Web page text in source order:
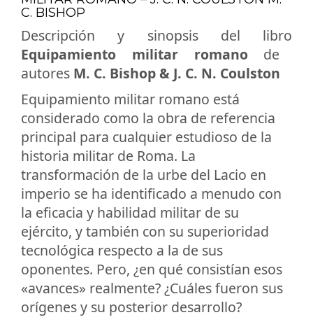
C. BISHOP
Descripción y sinopsis del libro
Equipamiento militar romano de
autores M. C. Bishop & J. C. N. Coulston
Equipamiento militar romano está
considerado como la obra de referencia
principal para cualquier estudioso de la
historia militar de Roma. La
transformación de la urbe del Lacio en
imperio se ha identificado a menudo con
la eficacia y habilidad militar de su
ejército, y también con su superioridad
tecnológica respecto a la de sus
oponentes. Pero, ¿en qué consistían esos
«avances» realmente? ¿Cuáles fueron sus
orígenes y su posterior desarrollo?